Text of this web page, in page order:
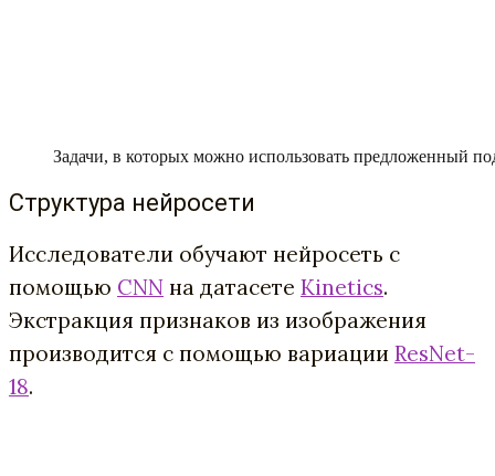
Задачи, в которых можно использовать предложенный
Структура нейросети
Исследователи обучают нейросеть с
помощью CNN на датасете Kinetics.
Экстракция признаков из изображения
производится с помощью вариации ResNet-
18.